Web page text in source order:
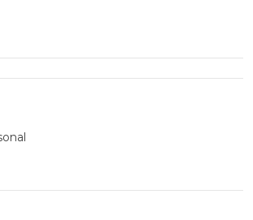
einer Location der
kann bis zu 30 Personen fassen und
Events, Weihnachtsfeiern,
und aufregende Foto- und